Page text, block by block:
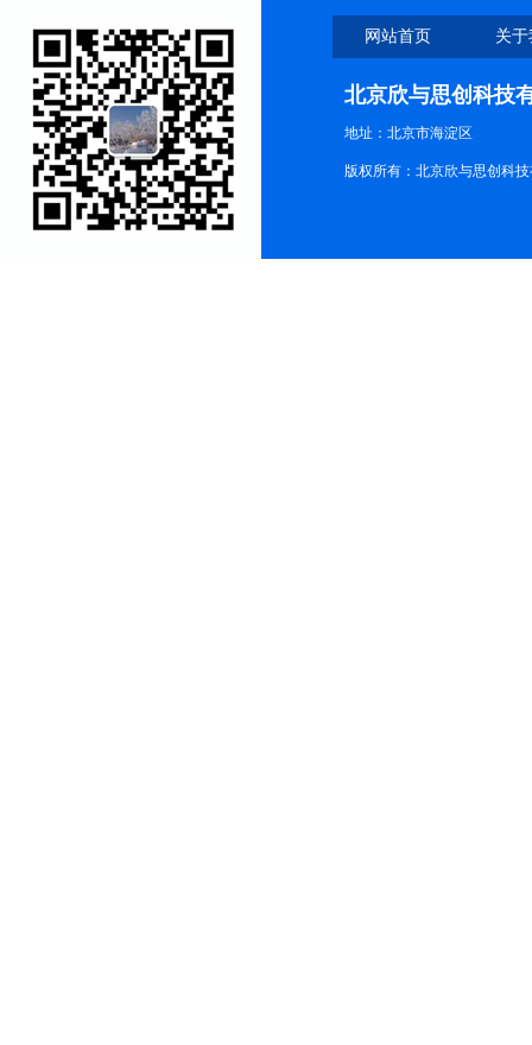
网站首页 关
北京欣与思创科技
地址：北京市海淀区
版权所有：北京欣与思创科